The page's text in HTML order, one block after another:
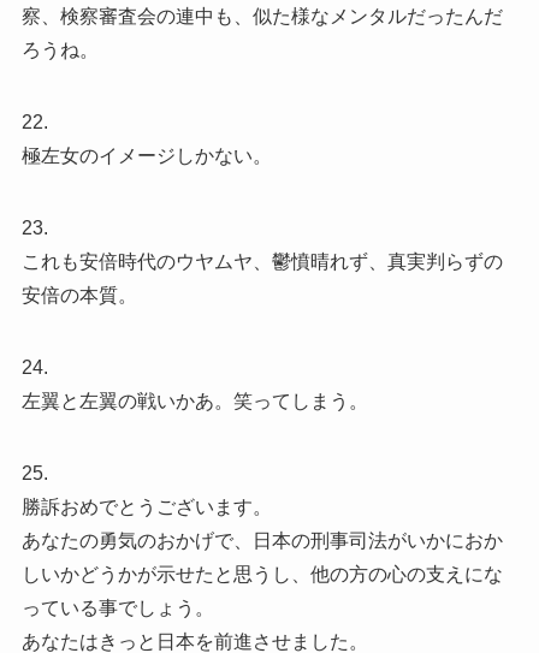
察、検察審査会の連中も、似た様なメンタルだったんだ
ろうね。
22.
極左女のイメージしかない。
23.
これも安倍時代のウヤムヤ、鬱憤晴れず、真実判らずの
安倍の本質。
24.
左翼と左翼の戦いかあ。笑ってしまう。
25.
勝訴おめでとうございます。
あなたの勇気のおかげで、日本の刑事司法がいかにおか
しいかどうかが示せたと思うし、他の方の心の支えにな
っている事でしょう。
あなたはきっと日本を前進させました。